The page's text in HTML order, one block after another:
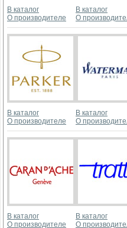
В каталог
О производителе
В каталог
О
В каталог
О производителе
В каталог
О
В каталог
О производителе
В каталог
О